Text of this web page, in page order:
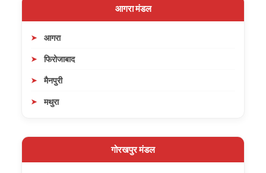
आगरा मंडल
आगरा
फिरोजाबाद
मैनपुरी
मथुरा
गोरखपुर मंडल